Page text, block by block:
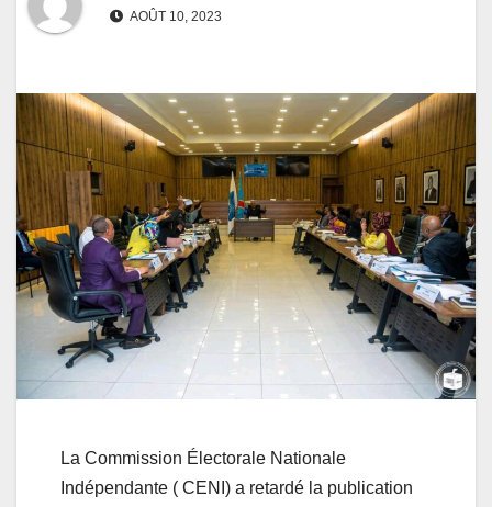
AOÛT 10, 2023
La Commission Électorale Nationale
Indépendante ( CENI) a retardé la publication